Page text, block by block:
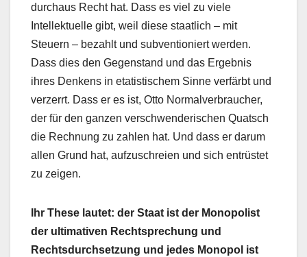
durchaus Recht hat. Dass es viel zu viele
Intellektuelle gibt, weil diese staatlich – mit
Steuern – bezahlt und subventioniert werden.
Dass dies den Gegenstand und das Ergebnis
ihres Denkens in etatistischem Sinne verfärbt und
verzerrt. Dass er es ist, Otto Normalverbraucher,
der für den ganzen verschwenderischen Quatsch
die Rechnung zu zahlen hat. Und dass er darum
allen Grund hat, aufzuschreien und sich entrüstet
zu zeigen.
Ihr These lautet: der Staat ist der Monopolist
der ultimativen Rechtsprechung und
Rechtsdurchsetzung und jedes Monopol ist